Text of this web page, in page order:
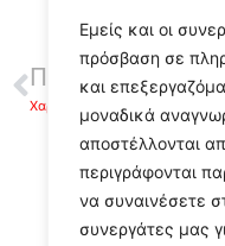
Εμείς και οι
πρόσβαση σε
και
μοναδικά
αποστέλλονται
περιγράφονται
να συναινέσετε
συνεργάτες μας
ΠΡΟΗΓΟΥΜΕΝΟ